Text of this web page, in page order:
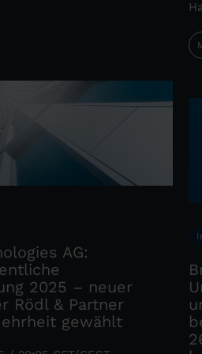
AG:
2025 – neuer
Rödl & Partner
gewählt